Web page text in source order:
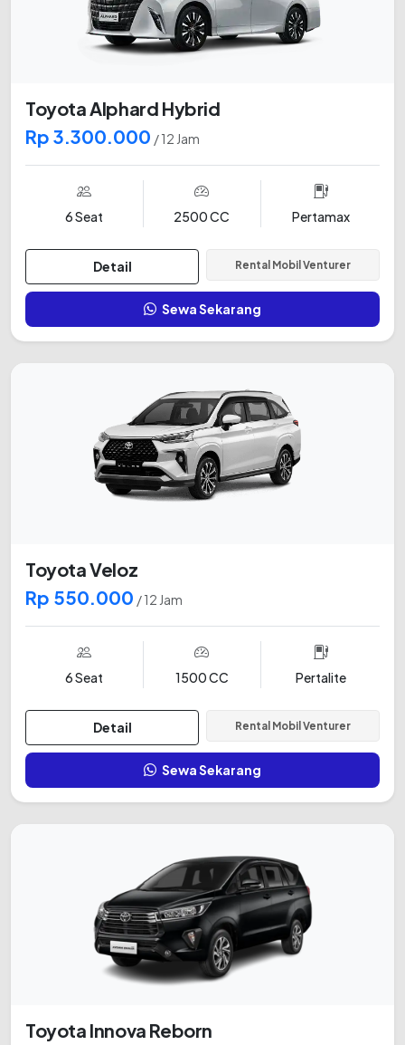
Toyota Alphard Hybrid
Rp 3.300.000 / 12 Jam
6 Seat 2500 CC Pertamax
Detail Rental Mobil Venturer
Sewa Sekarang
Toyota Veloz
Rp 550.000 / 12 Jam
6 Seat 1500 CC Pertalite
Detail Rental Mobil Venturer
Sewa Sekarang
Toyota Innova Reborn